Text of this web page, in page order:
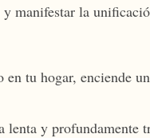
manifestar la
tu hogar, enciende
lenta y profundamente